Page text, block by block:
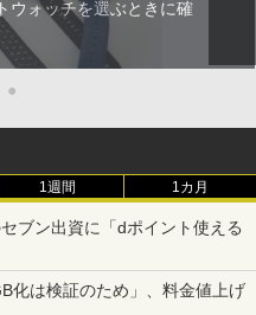
ウォッチを選ぶときに確
●
1週間 1カ月
ブン出資に「dポイント使える
化は検証のため」、料金値上げ